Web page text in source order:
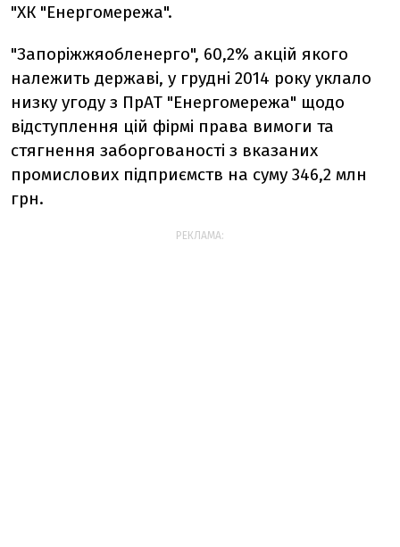
"ХК "Енергомережа".
"Запоріжжяобленерго", 60,2% акцій якого
належить державі, у грудні 2014 року уклало
низку угоду з ПрАТ "Енергомережа" щодо
відступлення цій фірмі права вимоги та
стягнення заборгованості з вказаних
промислових підприємств на суму 346,2 млн
грн.
РЕКЛАМА: